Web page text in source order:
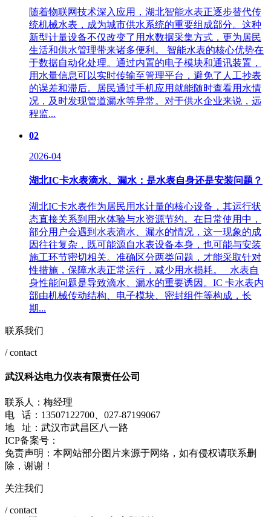
随着物联网技术深入应用，湖北智能水表正逐步替代传
统机械水表，成为城市供水系统的重要组成部分。这种
新型计量设备不仅改变了用水数据采集方式，更为居民
生活和供水管理带来诸多便利。 智能水表的核心优势在
于数据自动化处理。通过内置的电子模块和通讯装置，
用水量信息可以实时传输至管理平台，避免了人工抄表
的误差和滞后。居民通过手机应用就能随时查看用水情
况，及时发现管道漏水等异常。对于供水企业来说，远
程监...
02
2026-04
湖北IC卡水表滴水、漏水：是水表自身还是安装问题？
湖北IC卡水表作为居民用水计量的核心设备，其运行状
态直接关系到用水体验与水资源节约。在日常使用中，
部分用户会遇到水表滴水、漏水的情况，这一现象的成
因往往复杂，既可能源自水表设备本身，也可能与安装
施工环节密切相关。准确区分两类问题，才能采取针对
性措施，保障水表正常运行，减少用水损耗。 水表自
身性能问题是导致滴水、漏水的重要诱因。IC 卡水表内
部由机械传动结构、电子模块、密封组件等构成，长
期...
联系我们
/ contact
武汉科达电力仪表有限责任公司
联系人：梅经理
电 话：13507122700、027-87199067
地 址：武汉市武昌区八一路
ICP备案号：
免责声明：本网站部分图片来源于网络，如有侵权请联系删
除，谢谢！
关注我们
/ contact